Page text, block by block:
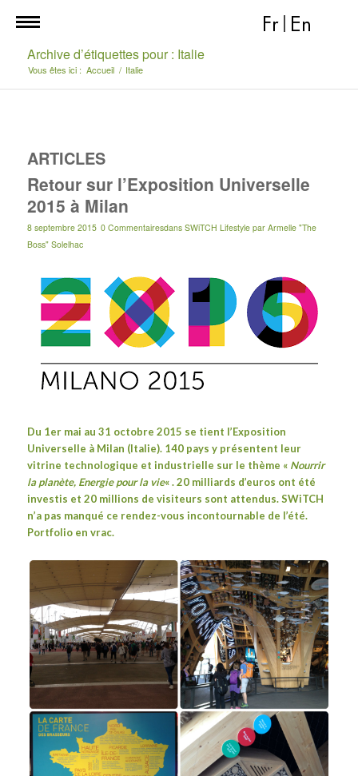
Fr En
Archive d’étiquettes pour : Italie
Vous êtes ici : Accueil / Italie
ARTICLES
Retour sur l’Exposition Universelle
2015 à Milan
8 septembre 2015 0 Commentairesdans SWiTCH Lifestyle par Armelle "The
Boss" Solelhac
Du 1er mai au 31 octobre 2015 se tient l’Exposition
Universelle à Milan (Italie). 140 pays y présentent leur
vitrine technologique et industrielle sur le thème « Nourrir
la planète, Energie pour la vie« . 20 milliards d’euros ont été
investis et 20 millions de visiteurs sont attendus. SWiTCH
n’a pas manqué ce rendez-vous incontournable de l’été.
Portfolio en vrac.